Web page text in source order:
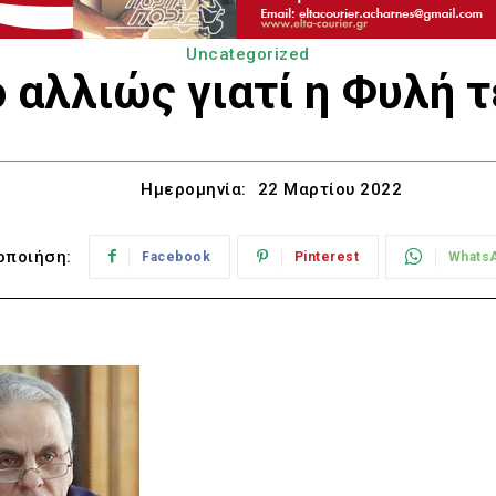
Uncategorized
γιατί η Φυλή
Ημερομηνία: 22 Μαρτίου 2022
Facebook Pinterest